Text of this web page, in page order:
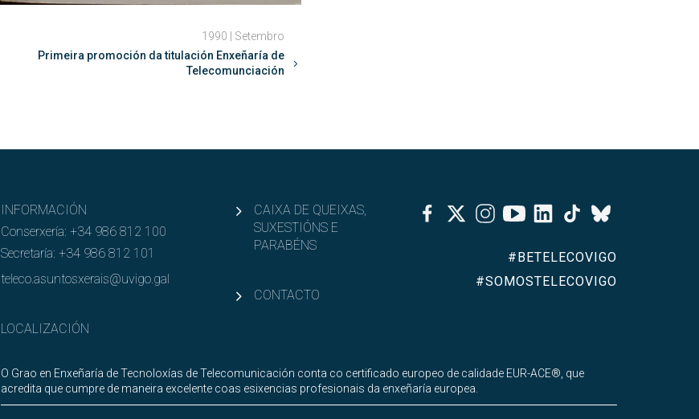
1990 | Setembro
Primeira promoción da titulación Enxeñaría de
Telecomunciación
INFORMACIÓN
Conserxería:+34 986 812 100
Secretaría:+34 986 812 101
teleco.asuntosxerais@uvigo.gal
LOCALIZACIÓN
CAIXA DE QUEIXAS,
SUXESTIÓNS E
PARABÉNS
CONTACTO
Facebook
TwitterInstagramYoutubeLinkedinTiktok
Bluesky
#BETELECOVIGO
#SOMOSTELECOVIGO
O Grao en Enxeñaría de Tecnoloxías de Telecomunicación conta co certificado europeo de calidade EUR-ACE®, que
acredita que cumpre de maneira excelente coas esixencias profesionais da enxeñaría europea.